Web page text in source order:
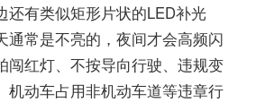
还有类似矩形片状的LED补光
通常是不亮的，夜间才会高频闪
闯红灯、不按导向行驶、违规变
机动车占用非机动车道等违章行